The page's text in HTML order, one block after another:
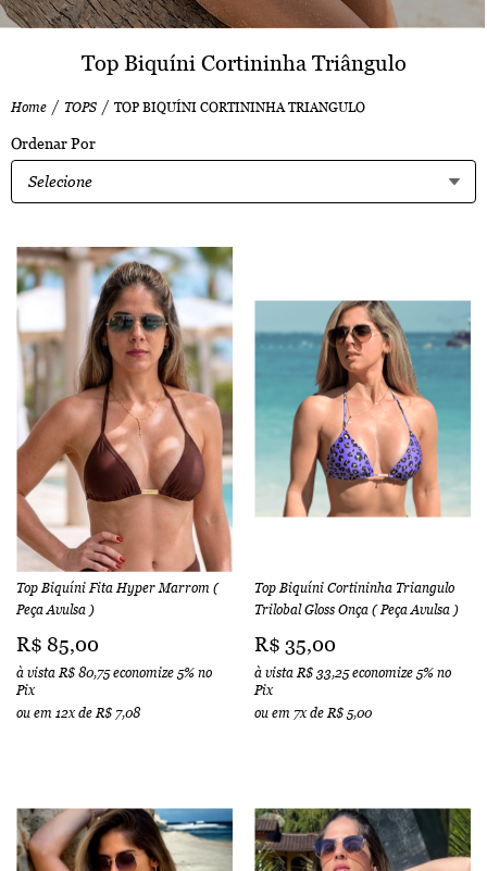
Top Biquíni Cortininha Triângulo
Home TOPS TOP BIQUÍNI CORTININHA TRIANGULO
Ordenar Por
Selecione
Top Biquíni Fita Hyper Marrom (
Peça Avulsa )
R$ 85,00
à vista R$ 80,75economize 5% no
Pix
ou em 12xde R$ 7,08
Top Biquíni Cortininha Triangulo
Trilobal Gloss Onça ( Peça Avulsa )
R$ 35,00
à vista R$ 33,25economize 5% no
Pix
ou em 7xde R$ 5,00